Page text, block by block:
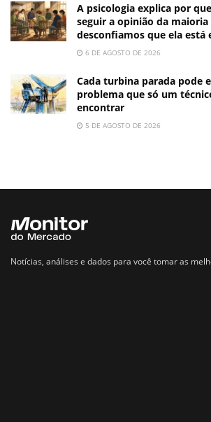
A psicologia explica por
seguir a opinião da
desconfiamos que ela está
6 DE AGOSTO DE 2026
Cada turbina parada pode
problema que só um
encontrar
5 DE AGOSTO DE 2026
Notícias, análises e dados para você tomar as